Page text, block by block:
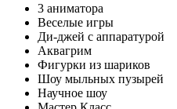
3 аниматора
Веселые игры
Ди-джей с аппаратурой
Аквагрим
Фигурки из шариков
Шоу мыльных пузырей
Научное шоу